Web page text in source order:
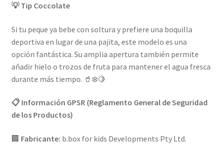
💡 Tip Coccolate
Si tu peque ya bebe con soltura y prefiere una boquilla
deportiva en lugar de una pajita, este modelo es una
opción fantástica. Su amplia apertura también permite
añadir hielo o trozos de fruta para mantener el agua fresca
durante más tiempo. 🥤❄️🍋
📋 Información GPSR (Reglamento General de Seguridad
de los Productos)
🏢 Fabricante: b.box for kids Developments Pty Ltd.